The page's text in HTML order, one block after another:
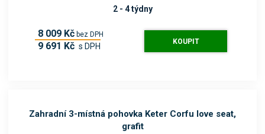
2 - 4 týdny
8 009 Kč bez DPH
9 691 Kč s DPH KOUPIT
Zahradní 3-místná pohovka Keter Corfu love seat,
grafit